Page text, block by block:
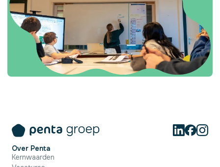
Over Penta
Kernwaarden